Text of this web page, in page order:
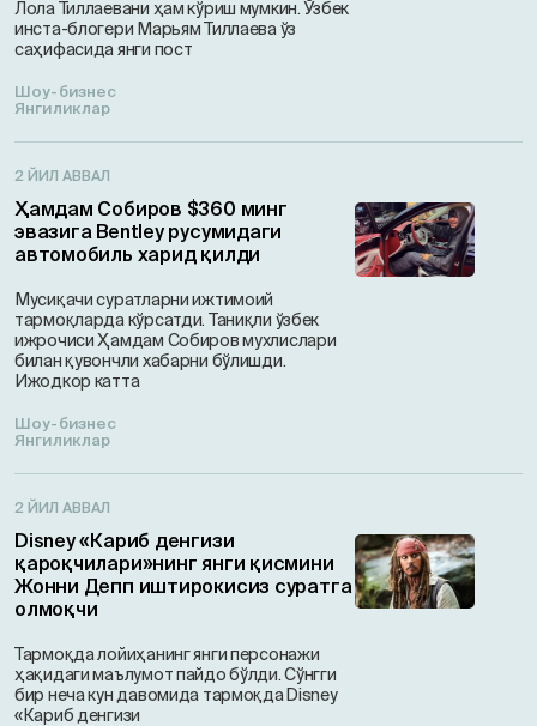
Лола Тиллаевани ҳам кўриш мумкин. Ўзбек
инста-блогери Марьям Тиллаева ўз
саҳифасида янги пост
Шоу-бизнес
Янгиликлар
2 ЙИЛ АВВАЛ
Ҳамдам Собиров $360 минг
эвазига Bentley русумидаги
автомобиль харид қилди
Мусиқачи суратларни ижтимоий
тармоқларда кўрсатди. Таниқли ўзбек
ижрочиси Ҳамдам Собиров мухлислари
билан қувончли хабарни бўлишди.
Ижодкор катта
Шоу-бизнес
Янгиликлар
2 ЙИЛ АВВАЛ
Disney «Кариб денгизи
қароқчилари»нинг янги қисмини
Жонни Депп иштирокисиз суратга
олмоқчи
Тармоқда лойиҳанинг янги персонажи
ҳақидаги маълумот пайдо бўлди. Сўнгги
бир неча кун давомида тармоқда Disney
«Кариб денгизи